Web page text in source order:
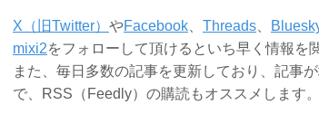
X（旧Twitter） やFacebook Threads
mixi2をフォローして頂けるといち早く情報を
また、毎日多数の記事を更新しており、記事
で、RSS（Feedly）の購読もオススメします。